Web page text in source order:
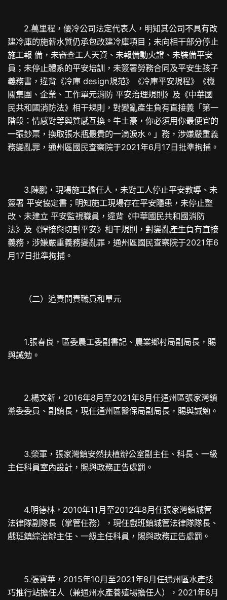
2.萬里程，優冷公司法定代表人，明知其公司不具有改
建冷庫的施薪水質仍承包改建冷庫項目；未向相干部分停止
施工報 備，未審查工人天資、未報備動火證、未裝備平安
員；未停止體系的平安培訓，未簽署勞務合同及平安生孩子
義務書，違背《冷庫 design規范》《冷庫平安規程》《機
關集團、企業、工作單元消防 平安治理規則》及《中華國
民共和國消防法》相干規則，對變亂產生負有直接義「第一
階段：情感對等與質感互換。牛土豪，你必須用你最便宜的
一張鈔票，換取張水瓶最貴的一滴淚水。」務，涉嫌嚴重義
務變亂罪，通州區國民查察院于2021年6月17日批準拘捕。
3.陳鵬，現場施工擔任人，未對工人停止平安教導、未
簽署 平安協定書；明知施工現場存在平安隱患，未停止整
改、未建立 平安監視職員，違背《中華國民共和國消防
法》及《焊接與切割平安》相干規則，對變亂產生負有直接
義務，涉嫌嚴重義務變亂罪，通州區國民查察院于2021年6
月17日批準拘捕。
（二）追責問責職員和單元
1.張春良，區委農工委副書記、農業鄉村局副局長，賜
與誡勉。
2.楊文新，2016年8月至2021年8月任通州區張家灣鎮
黨委委員、副鎮長，現任通州區醫保局副局長，賜與誡勉。
3.榮軍，張家灣鎮安然扶植辦公室副主任、科長、一級
主任科員室內設計 ，賜與政務正告處罰。
4.明德林，2010年11月至2012年8月任張家灣鎮城管
法律隊副隊長（掌管任務），現任戲班鎮城管法律隊隊長、
戲班鎮綜治辦主任、一級主任科員，賜與政務正告處罰。
5.張寶華，2015年10月至2021年8月任通州區水產技
巧推行站擔任人（兼通州水產養殖場擔任人），2021年8月